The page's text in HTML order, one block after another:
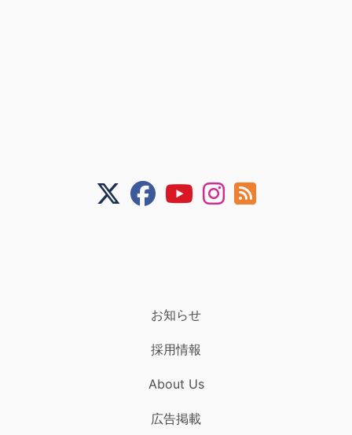
お知らせ
採用情報
About Us
広告掲載